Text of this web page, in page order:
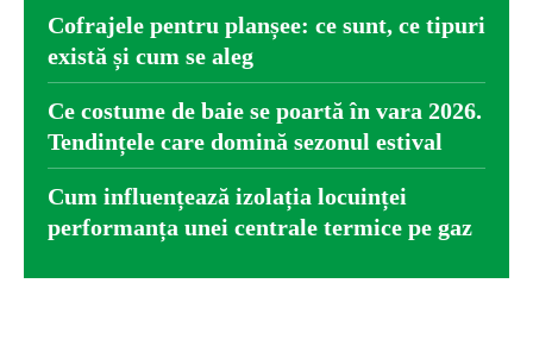
Cofrajele pentru planșee: ce sunt, ce tipuri
există și cum se aleg
Ce costume de baie se poartă în vara 2026.
Tendințele care domină sezonul estival
Cum influențează izolația locuinței
performanța unei centrale termice pe gaz